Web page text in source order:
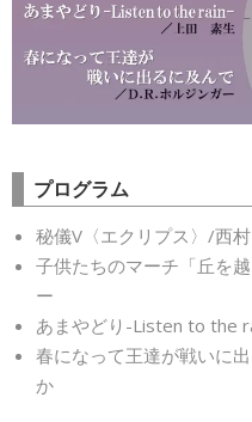
プログラム
秘儀V〈エクリプス〉/西
子供たちのマーチ「丘を
ー
あまやどり-Listen to the
春になって王達が戦いに
か